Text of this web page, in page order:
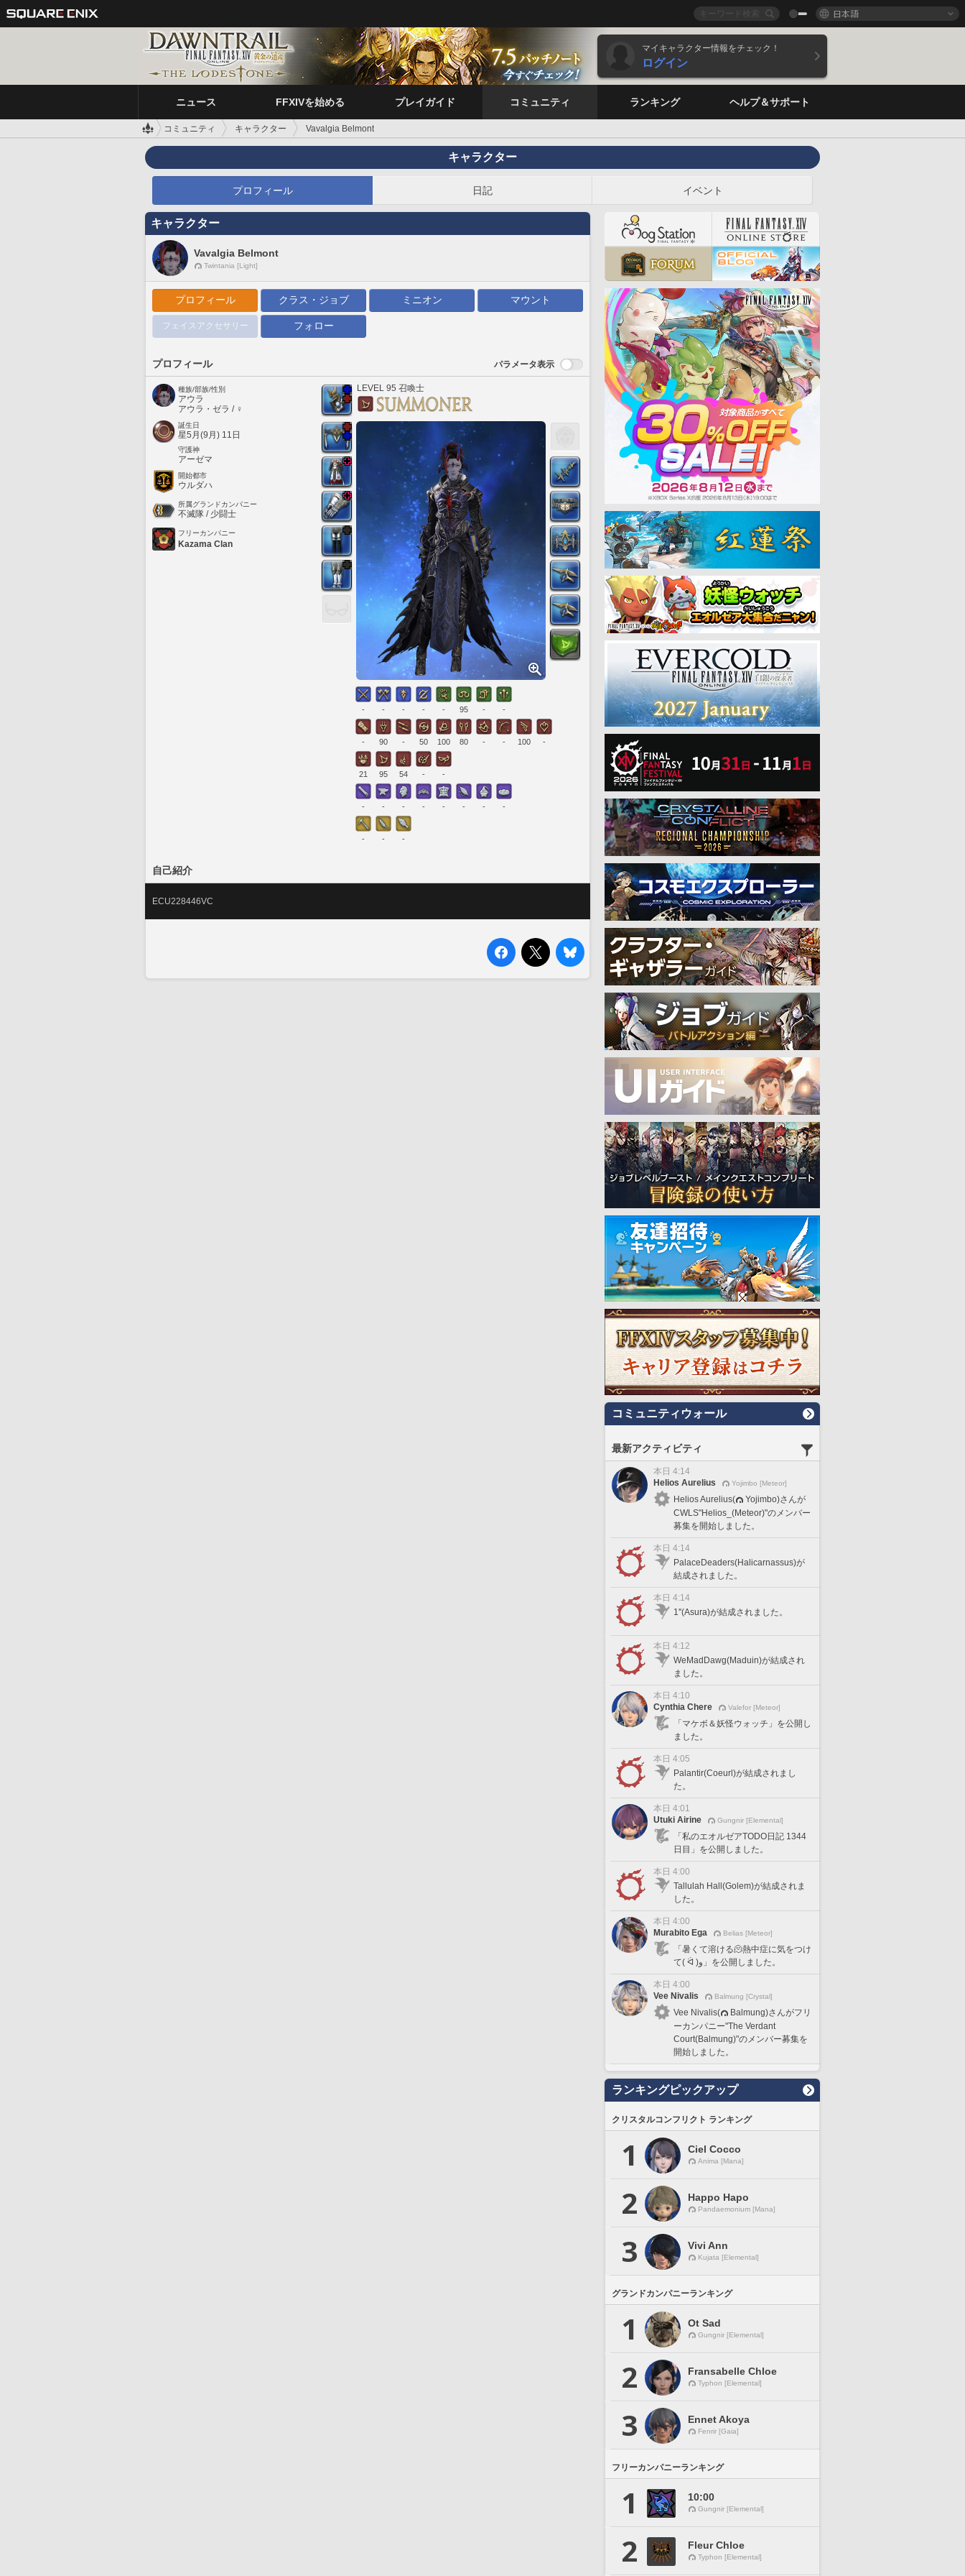
日本語
マイキャラクター情報をチェック！
ログイン
ニュース FFXIVを始める プレイガイド コミュニティ ランキング ヘルプ＆サポート
コミュニティ キャラクター Vavalgia Belmont
キャラクター
プロフィール 日記 イベント
キャラクター
Vavalgia Belmont
Twintania [Light]
プロフィール クラス・ジョブ ミニオン マウント
フェイスアクセサリー フォロー
プロフィール パラメータ表示
種族/部族/性別
アウラ
アウラ・ゼラ / ♀
誕生日
星5月(9月) 11日
守護神
アーゼマ
開始都市
ウルダハ
所属グランドカンパニー
不滅隊 / 少闘士
フリーカンパニー
Kazama Clan
LEVEL 95 召喚士
- - - - - 95 - -
- 90 - 50 100 80 - - 100 -
21 95 54 - -
- - - - - - - -
- - -
自己紹介
ECU228446VC
コミュニティウォール
最新アクティビティ
本日 4:14
Helios Aurelius
Yojimbo [Meteor]
Helios Aurelius(
Yojimbo)さんが
CWLS"Helios_(Meteor)"のメンバー
募集を開始しました。
本日 4:14
PalaceDeaders(Halicarnassus)が
結成されました。
本日 4:14
1''(Asura)が結成されました。
本日 4:12
WeMadDawg(Maduin)が結成され
ました。
本日 4:10
Cynthia Chere
Valefor [Meteor]
「マケボ＆妖怪ウォッチ」を公開し
ました。
本日 4:05
Palantir(Coeurl)が結成されまし
た。
本日 4:01
Utuki Airine
Gungnir [Elemental]
「私のエオルゼアTODO日記 1344
日目」を公開しました。
本日 4:00
Tallulah Hall(Golem)が結成されま
した。
本日 4:00
Murabito Ega
Belias [Meteor]
「暑くて溶ける🫠熱中症に気をつけ
て( ᐛ )و」を公開しました。
本日 4:00
Vee Nivalis
Balmung [Crystal]
Vee Nivalis(
Balmung)さんがフリ
ーカンパニー"The Verdant
Court(Balmung)"のメンバー募集を
開始しました。
ランキングピックアップ
クリスタルコンフリクト ランキング
1 Ciel Cocco
Anima [Mana]
2 Happo Hapo
Pandaemonium [Mana]
3 Vivi Ann
Kujata [Elemental]
グランドカンパニーランキング
1 Ot Sad
Gungnir [Elemental]
2 Fransabelle Chloe
Typhon [Elemental]
3 Ennet Akoya
Fenrir [Gaia]
フリーカンパニーランキング
1 10:00
Gungnir [Elemental]
2 Fleur Chloe
Typhon [Elemental]